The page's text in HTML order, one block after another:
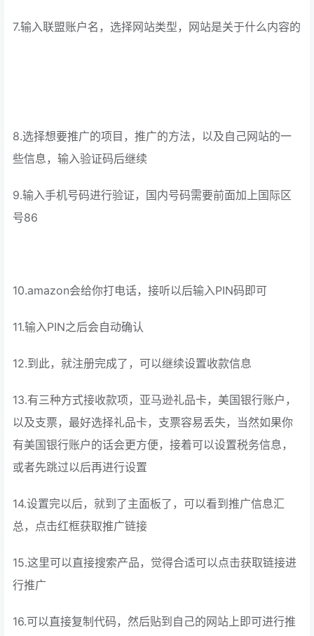
7.输入联盟账户名，选择网站类型，网站是关于什么内容的
8.选择想要推广的项目，推广的方法，以及自己网站的一
些信息，输入验证码后继续
9.输入手机号码进行验证，国内号码需要前面加上国际区
号86
10.amazon会给你打电话，接听以后输入PIN码即可
11.输入PIN之后会自动确认
12.到此，就注册完成了，可以继续设置收款信息
13.有三种方式接收款项，亚马逊礼品卡，美国银行账户，
以及支票，最好选择礼品卡，支票容易丢失，当然如果你
有美国银行账户的话会更方便，接着可以设置税务信息，
或者先跳过以后再进行设置
14.设置完以后，就到了主面板了，可以看到推广信息汇
总，点击红框获取推广链接
15.这里可以直接搜索产品，觉得合适可以点击获取链接进
行推广
16.可以直接复制代码，然后贴到自己的网站上即可进行推